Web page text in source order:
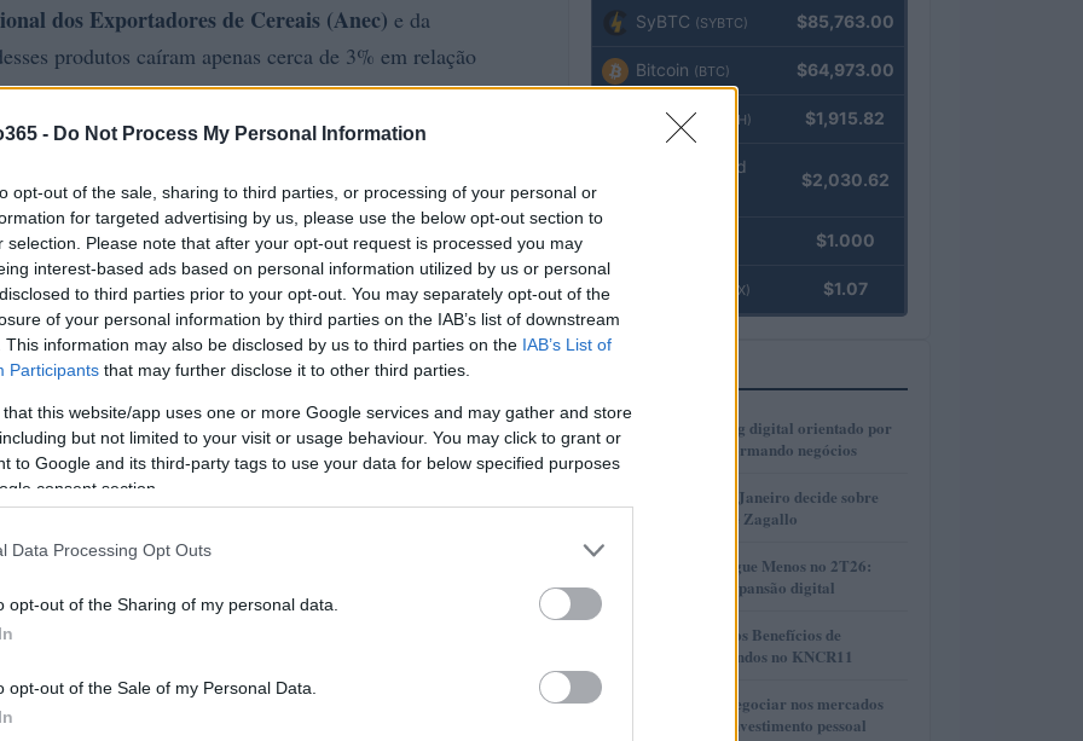
- Do Not Process My Personal Information
opt-out of the sale, sharing to third parties, or processing of your personal or
for targeted advertising by us, please use the below opt-out section to
selection. Please note that after your opt-out request is processed you may
interest-based ads based on personal information utilized by us or personal
to third parties prior to your opt-out. You may separately opt-out of the
of your personal information by third parties on the IAB’s list of downstream
This information may also be disclosed by us to third parties on the IAB’s List of
Participants that may further disclose it to other third parties.
that this website/app uses one or more Google services and may gather and store
but not limited to your visit or usage behaviour. You may click to grant or
to Google and its third-party tags to use your data for below specified purposes
consent section.
Data Processing Opt Outs
opt-out of the Sharing of my personal data.
opt-out of the Sale of my Personal Data.
dos Exportadores de Cereais (Anec) e da
produtos caíram apenas cerca de 3% em relação
3,08 milhões de toneladas.
marítimo, tem sido um ponto de tensão, mas
das commodities brasileiras. A
há programação para o envio de duas
e uma com milho, mostrando um mercado que,
SyBTC (SYBTC) $85,763.00
Bitcoin (BTC) $64,973.00
Ethereum (ETH) $1,915.82
kpk ETH Yield
$2,030.62
$1.000
(USDEX) $1.07
1
Como o marketing digital orientado por
dados está transformando negócios
2
Justiça do Rio de Janeiro decide sobre
divisão de bens de Zagallo
3
Resultados da Pague Menos no 2T26:
lucro, receita e expansão digital
Compreendendo os Benefícios de
Reinvestir Dividendos no KNCR11
5
Descubra como negociar nos mercados
financeiros sem investimento pessoal